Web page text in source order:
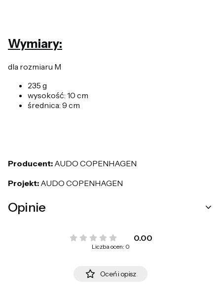
Wymiary:
dla rozmiaru M
235 g
wysokość: 10 cm
średnica: 9 cm
Producent: AUDO COPENHAGEN
Projekt: AUDO COPENHAGEN
Opinie
0.00
Liczba ocen: 0
Oceń i opisz